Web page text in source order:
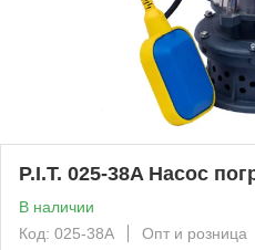
P.I.T. 025-38A Насос
В наличии
Код: 025-38А
Опт и розница